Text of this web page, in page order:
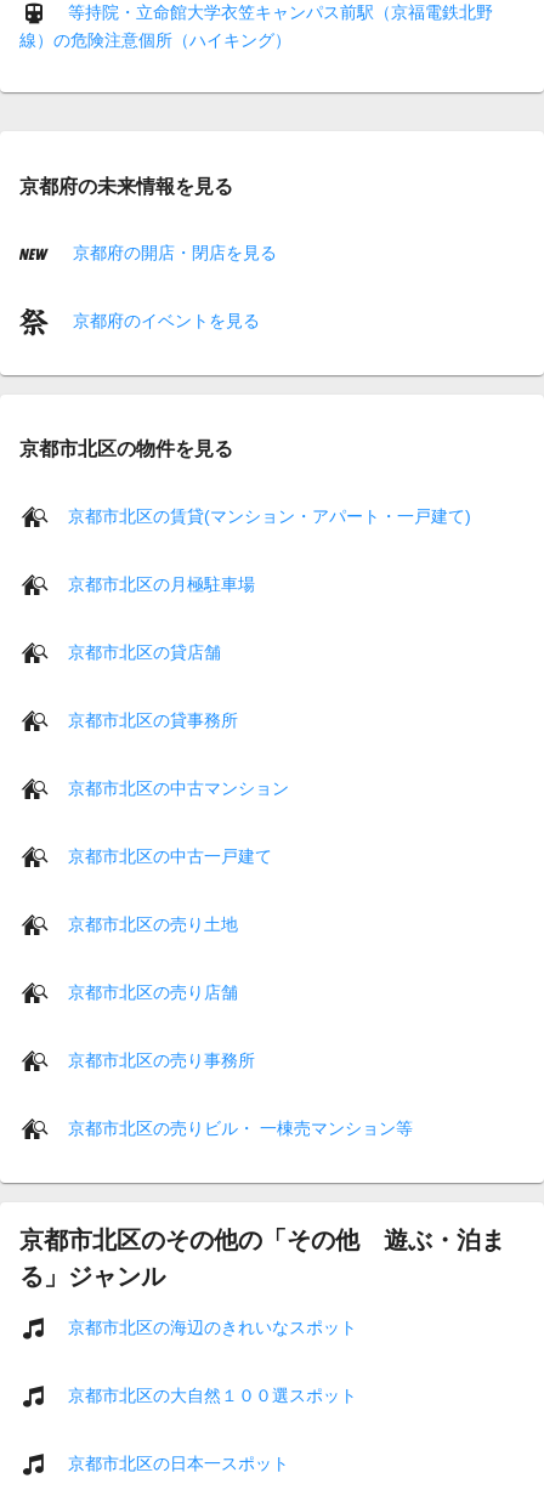
等持院・立命館大学衣笠キャンパス前駅（京福電鉄北野
線）の危険注意個所（ハイキング）
京都府の未来情報を見る
京都府の開店・閉店を見る
京都府のイベントを見る
京都市北区の物件を見る
京都市北区の賃貸(マンション・アパート・一戸建て)
京都市北区の月極駐車場
京都市北区の貸店舗
京都市北区の貸事務所
京都市北区の中古マンション
京都市北区の中古一戸建て
京都市北区の売り土地
京都市北区の売り店舗
京都市北区の売り事務所
京都市北区の売りビル・ 一棟売マンション等
京都市北区のその他の「その他 遊ぶ・泊ま
る」ジャンル
京都市北区の海辺のきれいなスポット
京都市北区の大自然１００選スポット
京都市北区の日本一スポット